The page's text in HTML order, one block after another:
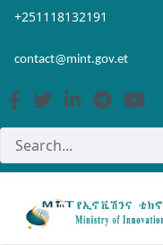
Skip to Main Content
Open Accessibility Menu
+251118132191
contact@mint.gov.et